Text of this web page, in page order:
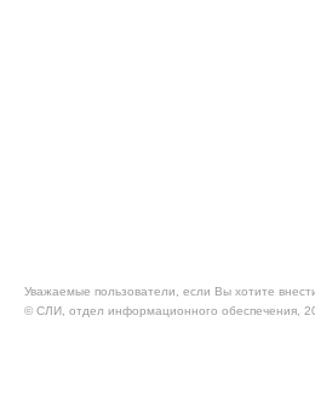
Уважаемые пользователи, если Вы хотите
© CЛИ, отдел информационного обеспечения,